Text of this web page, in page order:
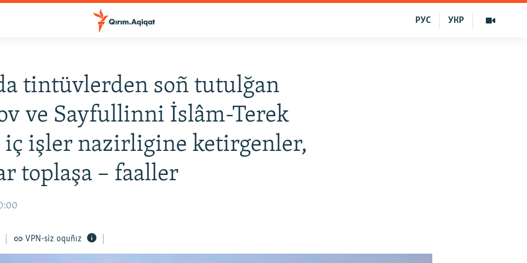
УКР
РУС
tintüvlerden soñ tutulğan
ve Sayfullinni İslâm-Terek
iç işler nazirligine ketirgenler,
toplaşa – faaller
VPN-siz oquñız